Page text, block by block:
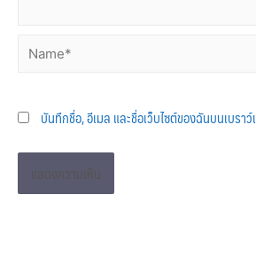
บันทึกชื่อ, อีเมล และชื่อเว็บไซต์ของฉันบนเบร